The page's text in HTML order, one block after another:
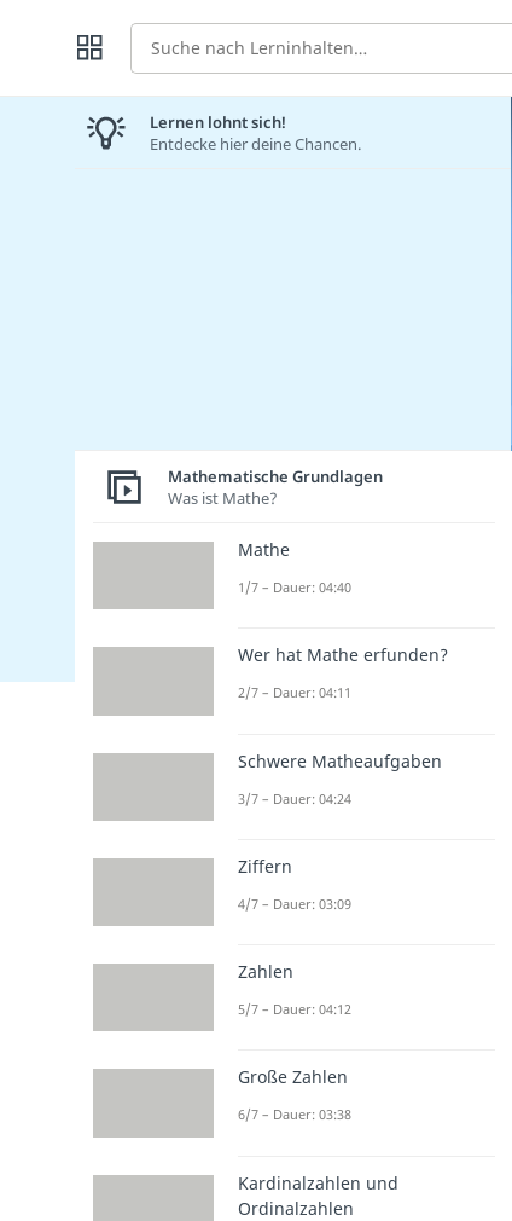
Suche
Lernen lohnt sich!
Entdecke hier deine Chancen.
Mathematische Grundlagen
Was ist Mathe?
Mathe
1/7 – Dauer: 04:40
Wer hat Mathe erfunden?
2/7 – Dauer: 04:11
Schwere Matheaufgaben
3/7 – Dauer: 04:24
Ziffern
4/7 – Dauer: 03:09
Zahlen
5/7 – Dauer: 04:12
Große Zahlen
6/7 – Dauer: 03:38
Kardinalzahlen und
Ordinalzahlen